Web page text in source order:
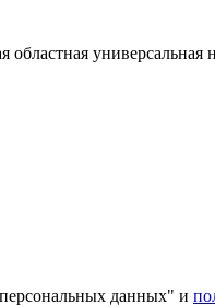
областная универсальная
данных" и